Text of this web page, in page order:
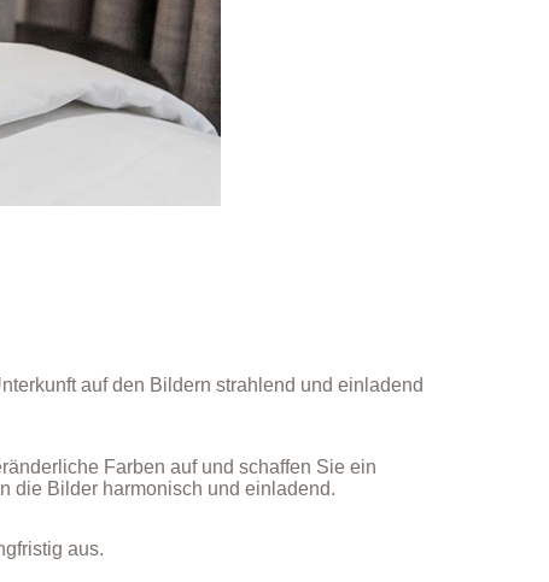
auf den Bildern strahlend und einladend
Farben auf und schaffen Sie ein
die Bilder harmonisch und einladend.
aus.